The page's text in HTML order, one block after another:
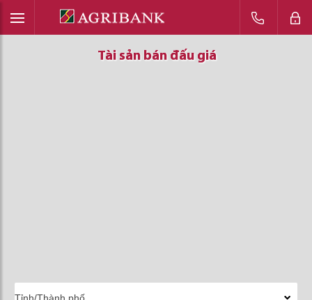
Tài sản bán đấu giá
Tài sản bán đấu giá
Tài sản bán đấu giá